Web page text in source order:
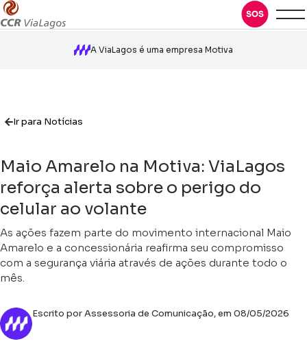
A ViaLagos é uma empresa Motiva
Ir para Notícias
Maio Amarelo na Motiva: ViaLagos
reforça alerta sobre o perigo do
celular ao volante
As ações fazem parte do movimento internacional Maio
Amarelo e a concessionária reafirma seu compromisso
com a segurança viária através de ações durante todo o
mês.
Escrito por Assessoria de Comunicação, em 08/05/2026